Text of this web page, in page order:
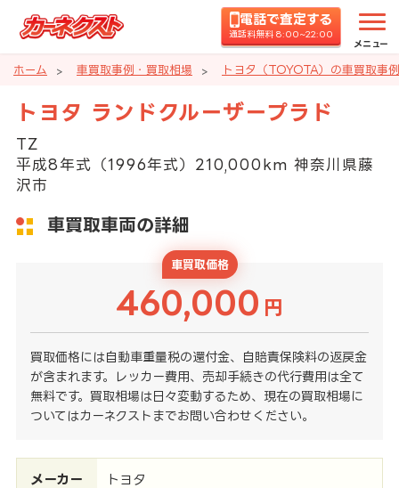
電話で査定する
通話料無料 8:00~22:00
メニュー
ホーム 車買取事例・買取相場 トヨタ（TOYOTA）の車買取事
トヨタ ランドクルーザープラド
TZ
平成8年式（1996年式）210,000km 神奈川県藤
沢市
車買取車両の詳細
車買取価格
460,000 円
買取価格には自動車重量税の還付金、自賠責保険料の返戻金
が含まれます。レッカー費用、売却手続きの代行費用は全て
無料です。買取相場は日々変動するため、現在の買取相場に
ついてはカーネクストまでお問い合わせください。
メーカー トヨタ